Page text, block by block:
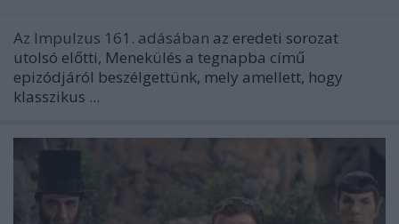
Az Impulzus 161. adásában az eredeti sorozat
utolsó előtti, Menekülés a tegnapba című
epizódjáról beszélgettünk, mely amellett, hogy
klasszikus ...